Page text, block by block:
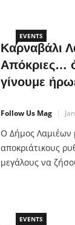
και γλυκών, να
από τη
EVENTS
Καρναβάλι
Απόκριες…
γίνουμε
Follow Us Mag
Ο Δήμος Λαμιέων
αποκριάτικους
μεγάλους να
δρόμους της
EVENTS